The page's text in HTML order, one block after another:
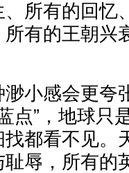
所有的回忆
有的王朝兴
小感会更夸
点”，地球只
都看不见。
辱，所有的